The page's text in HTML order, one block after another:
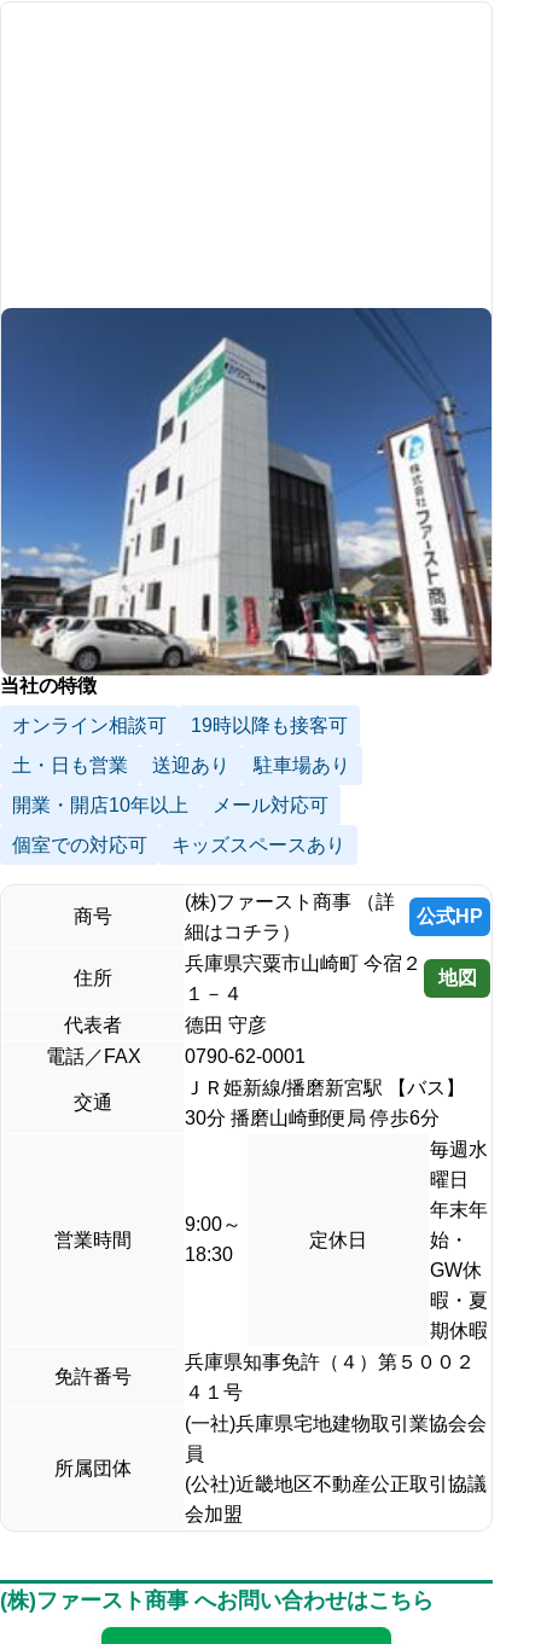
当社の特徴
オンライン相談可
19時以降も接客可
土・日も営業
送迎あり
駐車場あり
開業・開店10年以上
メール対応可
個室での対応可
キッズスペースあり
商号
(株)ファースト商事 （詳
細はコチラ）
公式HP
住所
兵庫県宍粟市山崎町 今宿２
１－４
地図
代表者
德田 守彦
電話／FAX
0790-62-0001
交通
ＪＲ姫新線/播磨新宮駅 【バス】
30分 播磨山崎郵便局 停歩6分
営業時間
9:00～
18:30
定休日
毎週水
曜日
年末年
始・
GW休
暇・夏
期休暇
免許番号
兵庫県知事免許（４）第５００２
４１号
所属団体
(一社)兵庫県宅地建物取引業協会会
員
(公社)近畿地区不動産公正取引協議
会加盟
(株)ファースト商事 へお問い合わせはこちら